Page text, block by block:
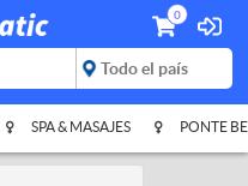
0
SPA & MASAJES PONTE